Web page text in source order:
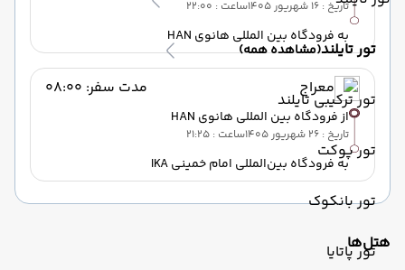
تور تایلند(مشاهده همه)
تور ترکیبی تایلند
تور پوکت
تور بانکوک
تور پاتایا
30 مهر 1405
10 آبان 1405 ساعت : 21:25
از 85,000,000 تومان + 1,195 دلار
تاریخ : 16 شهریور 1405 ساعت : 22:00
به فرودگاه بین المللی هانوی HAN
معراج مدت سفر: 08:00
از فرودگاه بین المللی هانوی HAN
تاریخ : 26 شهریور 1405 ساعت : 21:25
به فرودگاه بین‌المللی امام خمینی IKA
هتل‌ها